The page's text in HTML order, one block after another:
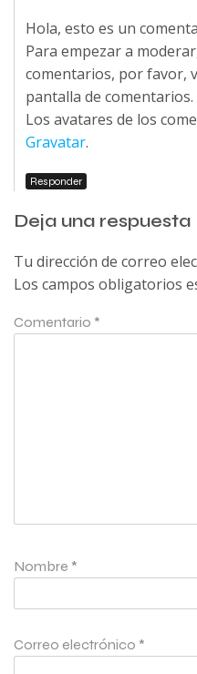
Hola, esto es un
Para empezar a
comentarios, por favor,
pantalla de comentarios.
Los avatares de los
Gravatar.
Responder
Deja una respuesta
Tu dirección de correo
Los campos obligatorios
Comentario *
Nombre *
Correo electrónico *